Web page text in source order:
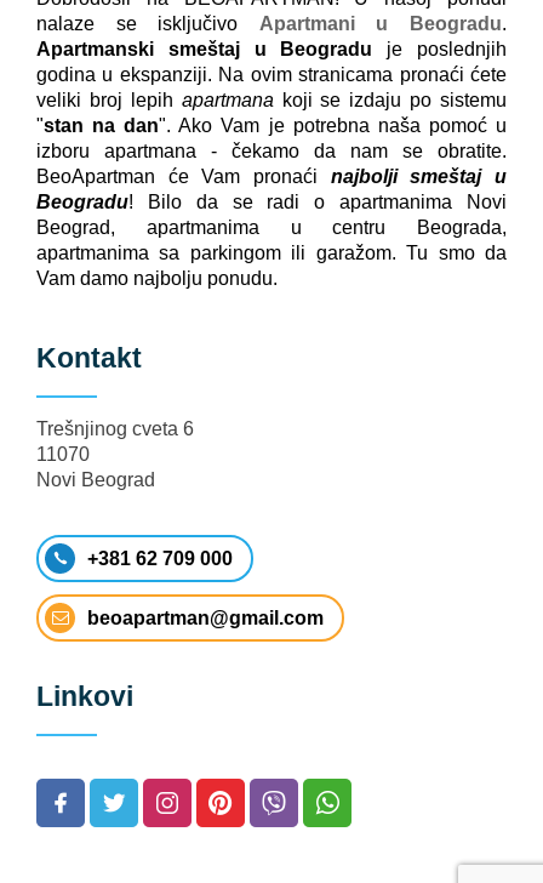
nalaze se isključivo Apartmani u Beogradu.
Apartmanski smeštaj u Beogradu je poslednjih
godina u ekspanziji. Na ovim stranicama pronaći ćete
veliki broj lepih apartmana koji se izdaju po sistemu
"stan na dan". Ako Vam je potrebna naša pomoć u
izboru apartmana - čekamo da nam se obratite.
BeoApartman će Vam pronaći najbolji smeštaj u
Beogradu! Bilo da se radi o apartmanima Novi
Beograd, apartmanima u centru Beograda,
apartmanima sa parkingom ili garažom. Tu smo da
Vam damo najbolju ponudu.
Kontakt
Trešnjinog cveta 6
11070
Novi Beograd
+381 62 709 000
beoapartman@gmail.com
Linkovi